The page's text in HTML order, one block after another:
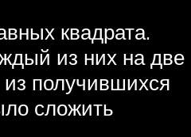
квадрата.
из них на две
из получившихся
сложить